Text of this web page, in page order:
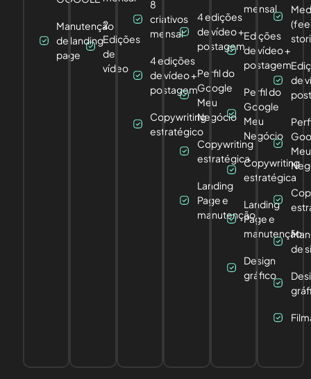
Manutenção
de landing
page
2
Edições
de
vídeo
8
criativos
mensal
4 edições
de vídeo +
postagem
Copywriting
estratégico
4 edições
de vídeo +
postagem
Perfil do
Google
Meu
Negócio
Copywriting
estratégica
Landing
Page e
manutenção
mensal
Edições
de vídeo +
postagem
Perfil do
Google
Meu
Negócio
Copywriting
estratégica
Landing
Page e
manutenção
Design
gráfico
de
Meu
de